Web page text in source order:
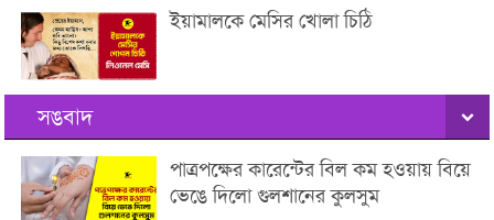
ইয়ামালকে মেসির খোলা চিঠি
সঙবাদ
পাত্রপক্ষের কারেন্টের বিল কম হওয়ায় বিয়ে
ভেঙে দিলো গুলশানের কুলসুম